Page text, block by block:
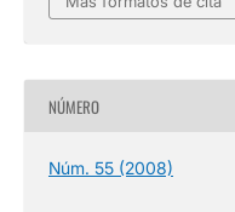
NÚMERO
Núm. 55 (2008)